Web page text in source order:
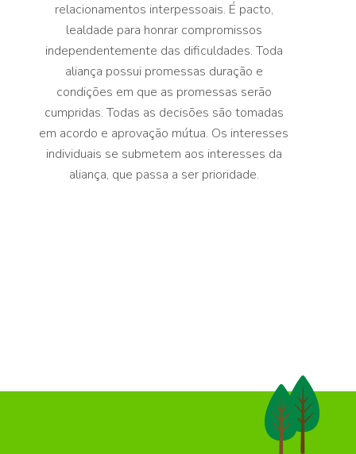
relacionamentos interpessoais. É pacto,
lealdade para honrar compromissos
independentemente das dificuldades. Toda
aliança possui promessas duração e
condições em que as promessas serão
cumpridas. Todas as decisões são tomadas
em acordo e aprovação mútua. Os interesses
individuais se submetem aos interesses da
aliança, que passa a ser prioridade.